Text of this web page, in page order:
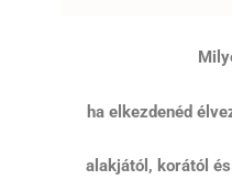
ha elkezdenéd
alakjától, korától